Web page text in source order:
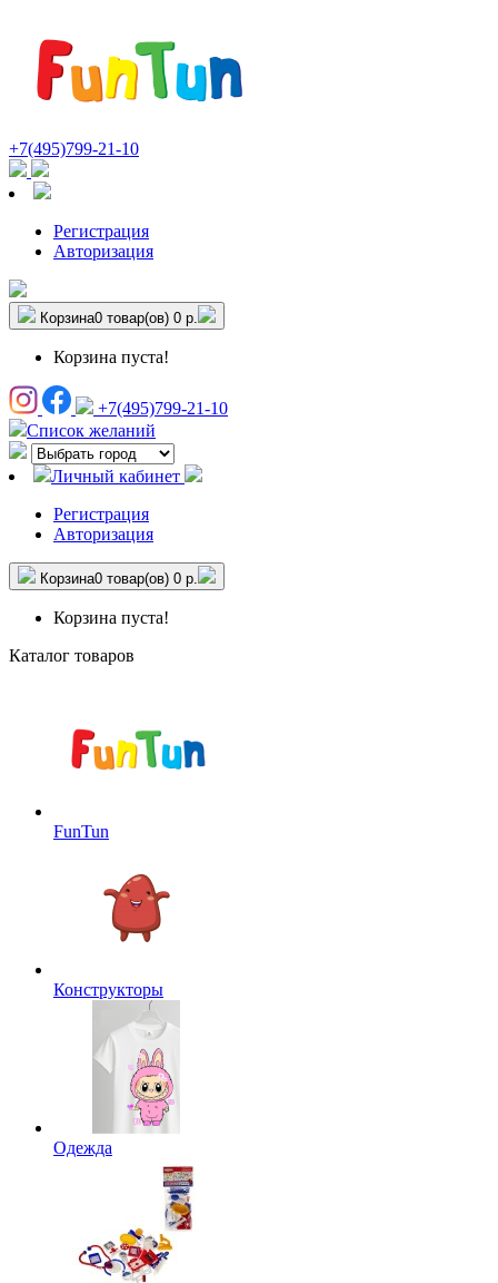
+7(495)799-21-10
Регистрация
Авторизация
Корзина0 товар(ов) 0 р.
Корзина пуста!
+7(495)799-21-10
Список желаний
Личный кабинет
Регистрация
Авторизация
Корзина0 товар(ов) 0 р.
Корзина пуста!
Каталог товаров
FunTun
Конструкторы
Одежда